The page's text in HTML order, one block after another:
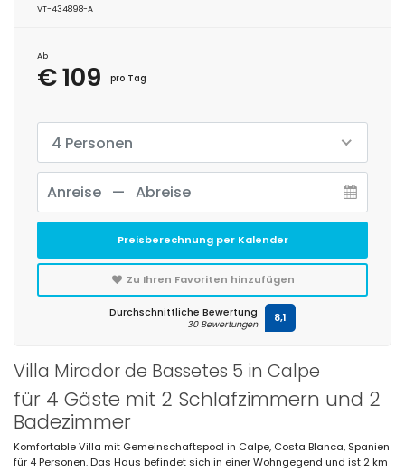
Villa Mirador de Bassetes 5 in Calpe
für 4 Gäste mit 2 Schlafzimmern und 2
Badezimmer
Komfortable Villa mit Gemeinschaftspool in Calpe, Costa Blanca, Spanien
für 4 Personen. Das Haus befindet sich in einer Wohngegend und ist 2 km
VT-434898-A
Ab
€ 109 pro Tag
4 Personen
Preisberechnung per Kalender
Zu Ihren Favoriten hinzufügen
Durchschnittliche Bewertung
30 Bewertungen 8,1